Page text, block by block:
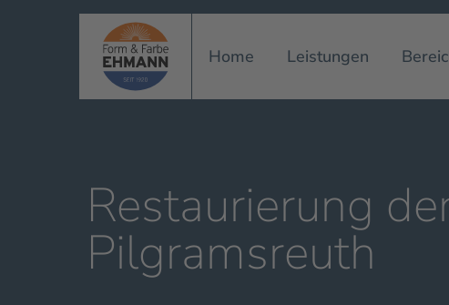
Home Leistungen
Restaurierung
Pilgramsreuth